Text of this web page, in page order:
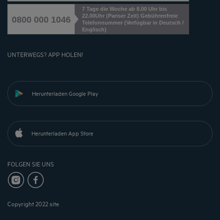
0800 000 1046
7 Tage die Woche ab 8.00 Uhr bis
22.00Uhr (Pariser Zeit) Gebührenfreie
Telefonnummer (Verfügbar in Deutsch /
Englisch)
UNTERWEGS? APP HOLEN!
Herunterladen Google Play
Herunterladen App Store
FOLGEN SIE UNS
Copyright 2022 site